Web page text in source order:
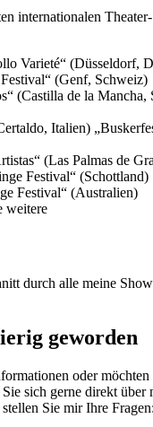
internationalen
Varieté“ (Düsseldorf,
(Genf, Schweiz)
(Castilla de la Mancha,
Italien)
(Las Palmas de
Festival“ (Schottland)
Festival“ (Australien)
weitere
durch alle meine
geworden
oder
sich gerne direkt über
Sie mir Ihre Fragen: